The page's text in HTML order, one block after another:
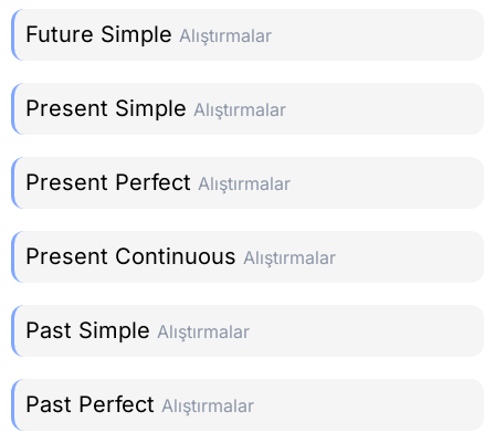
Future Simple Alıştırmalar
Present Simple Alıştırmalar
Present Perfect Alıştırmalar
Present Continuous Alıştırmalar
Past Simple Alıştırmalar
Past Perfect Alıştırmalar